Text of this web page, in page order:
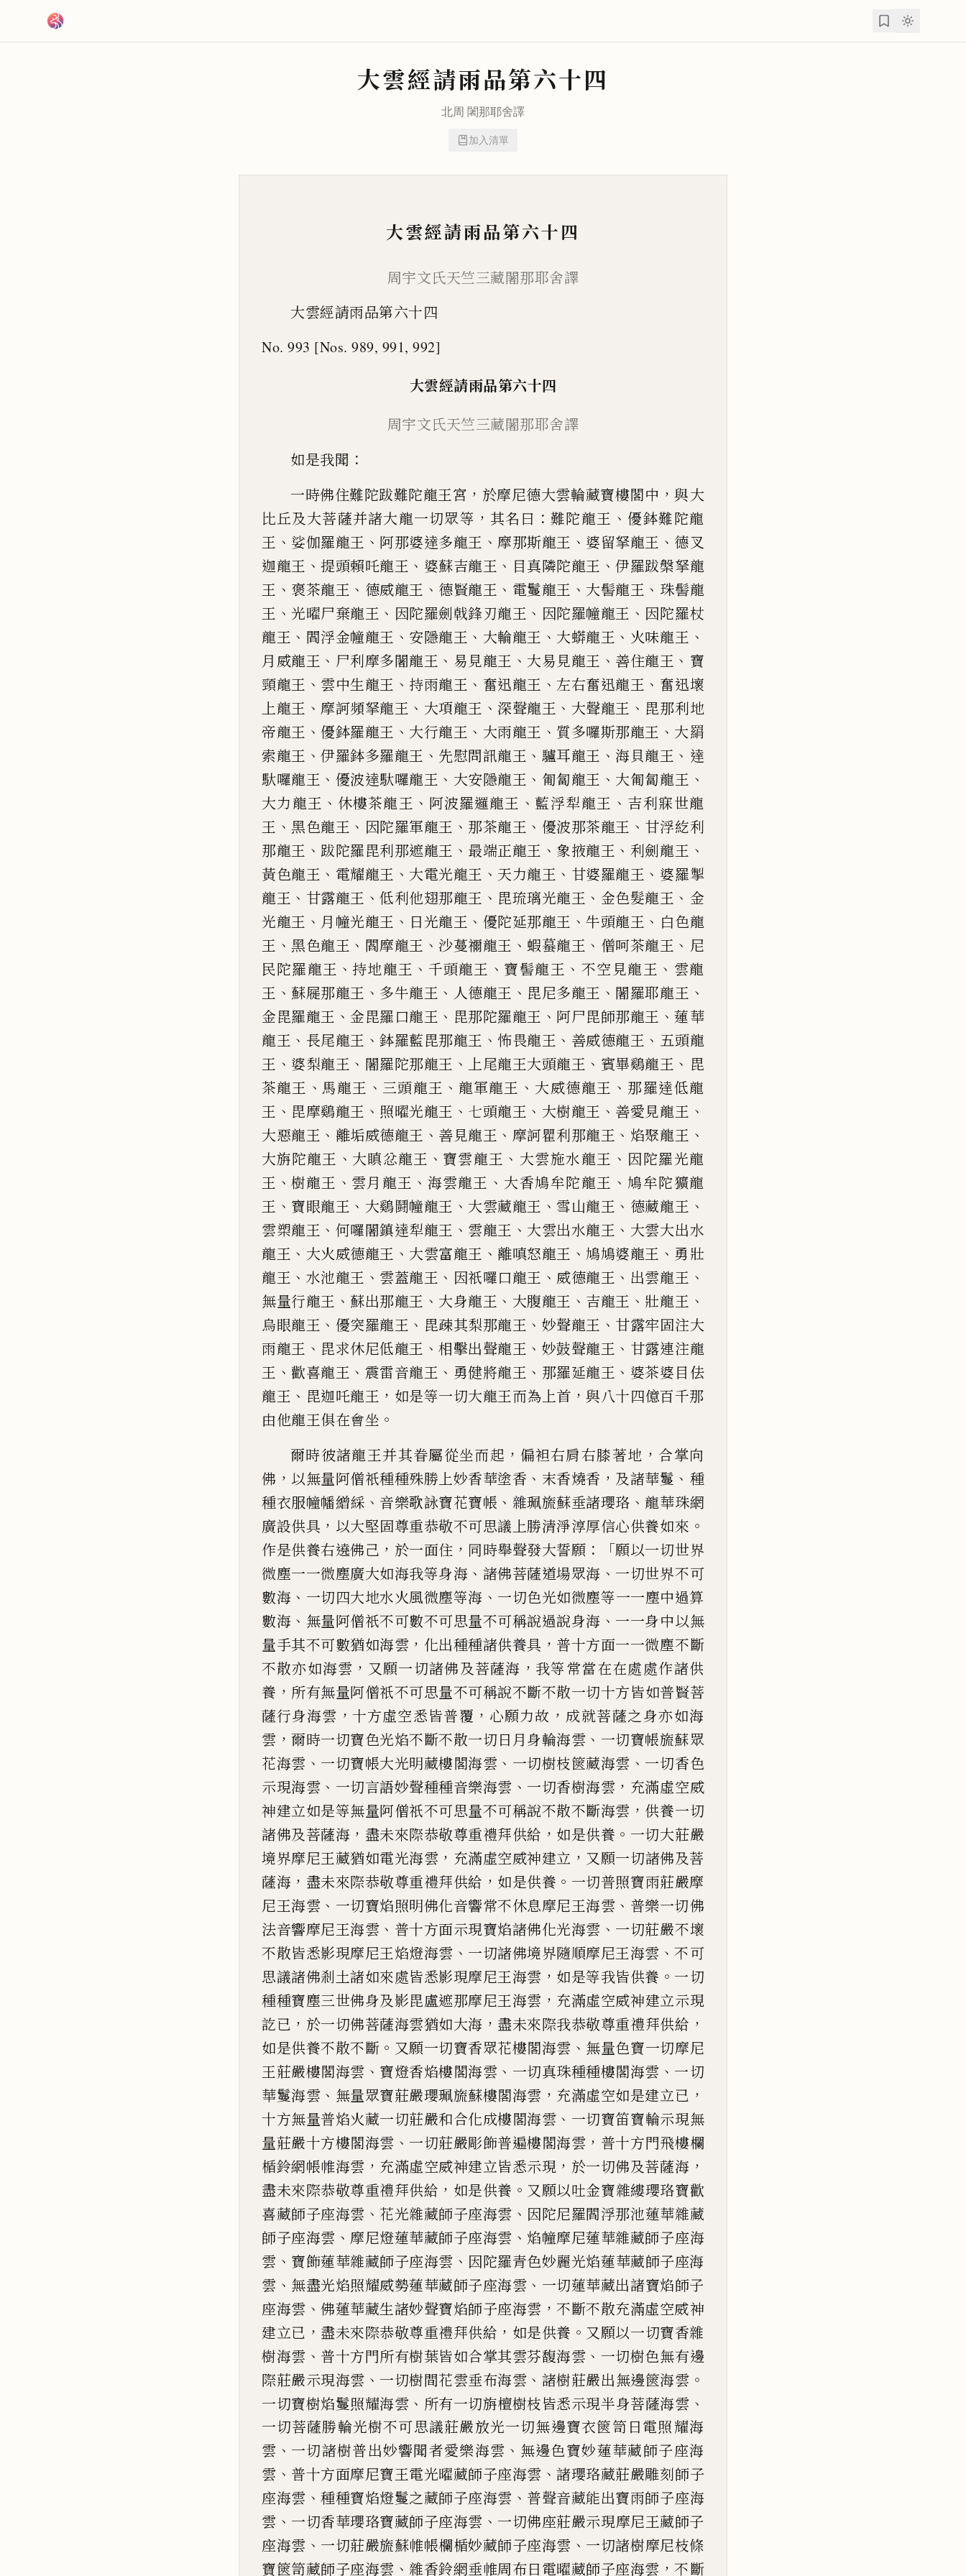
大雲經請雨品第六十四
北周 闍那耶舍譯
加入清單
大雲經請雨品第六十四
周宇文氏天竺三藏闍那耶舍譯
大雲經請雨品第六十四
No. 993 [Nos. 989, 991, 992]
大雲經請雨品第六十四
周宇文氏天竺三藏闍那耶舍譯
如是我聞 ：
一時佛住難陀跋難陀龍王宮 ， 於摩尼德大雲輪藏寶樓閣中 ， 與大
比丘及大菩薩并諸大龍一切眾等 ， 其名曰 ： 難陀龍王 、 優鉢難陀龍
王 、 娑伽羅龍王 、 阿那婆達多龍王 、 摩那斯龍王 、 婆留拏龍王 、 德叉
迦龍王 、 提頭賴吒龍王 、 婆蘇吉龍王 、 目真隣陀龍王 、 伊羅跋槃拏龍
王 、 褒茶龍王 、 德威龍王 、 德賢龍王 、 電鬘龍王 、 大髻龍王 、 珠髻龍
王 、 光曜尸棄龍王 、 因陀羅劍戟鋒刃龍王 、 因陀羅幢龍王 、 因陀羅杖
龍王 、 閻浮金幢龍王 、 安隱龍王 、 大輪龍王 、 大蟒龍王 、 火味龍王 、
月威龍王 、 尸利摩多闍龍王 、 易見龍王 、 大易見龍王 、 善住龍王 、 寶
頸龍王 、 雲中生龍王 、 持雨龍王 、 奮迅龍王 、 左右奮迅龍王 、 奮迅壞
上龍王 、 摩訶頻拏龍王 、 大項龍王 、 深聲龍王 、 大聲龍王 、 毘那利地
帝龍王 、 優鉢羅龍王 、 大行龍王 、 大雨龍王 、 質多囉斯那龍王 、 大羂
索龍王 、 伊羅鉢多羅龍王 、 先慰問訊龍王 、 驢耳龍王 、 海貝龍王 、 達
馱囉龍王 、 優波達馱囉龍王 、 大安隱龍王 、 匍匐龍王 、 大匍匐龍王 、
大力龍王 、 休樓茶龍王 、 阿波羅邏龍王 、 藍浮犁龍王 、 吉利寐世龍
王 、 黑色龍王 、 因陀羅軍龍王 、 那茶龍王 、 優波那茶龍王 、 甘浮紇利
那龍王 、 跋陀羅毘利那遮龍王 、 最端正龍王 、 象掖龍王 、 利劍龍王 、
黃色龍王 、 電耀龍王 、 大電光龍王 、 天力龍王 、 甘婆羅龍王 、 婆羅掣
龍王 、 甘露龍王 、 低利他翅那龍王 、 毘琉璃光龍王 、 金色髮龍王 、 金
光龍王 、 月幢光龍王 、 日光龍王 、 優陀延那龍王 、 牛頭龍王 、 白色龍
王 、 黑色龍王 、 閻摩龍王 、 沙蔓禰龍王 、 蝦蟇龍王 、 僧呵茶龍王 、 尼
民陀羅龍王 、 持地龍王 、 千頭龍王 、 寶髻龍王 、 不空 見龍王 、 雲龍
王 、 蘇屣那龍王 、 多牛龍王 、 人德龍王 、 毘尼多龍王 、 闍羅耶龍王 、
金毘羅龍王 、 金毘羅口龍王 、 毘那陀羅龍王 、 阿尸毘師那龍王 、 蓮華
龍王 、 長尾龍王 、 鉢羅藍毘那龍王 、 怖畏龍王 、 善威德龍王 、 五頭龍
王 、 婆梨龍王 、 闍羅陀那龍王 、 上尾龍王大頭龍王 、 賓畢鷄龍王 、 毘
茶龍王 、 馬龍王 、 三頭龍王 、 龍軍龍王 、 大威德龍王 、 那羅達低龍
王 、 毘摩鷄龍王 、 照曜光龍王 、 七頭龍王 、 大樹龍王 、 善愛見龍王 、
大惡龍王 、 離垢威德龍王 、 善見龍王 、 摩訶瞿利那龍王 、 焰聚龍王 、
大旃陀龍王 、 大瞋忿龍王 、 寶雲龍王 、 大雲施水龍王 、 因陀羅光龍
王 、 樹龍王 、 雲月龍王 、 海雲龍王 、 大香鳩牟陀龍王 、 鳩牟陀獷龍
王 、 寶眼龍王 、 大鷄鬪幢龍王 、 大雲藏龍王 、 雪山龍王 、 德藏龍王 、
雲槊龍王 、 何囉闍鎮達犁龍王 、 雲龍王 、 大雲出水龍王 、 大雲大出水
龍王 、 大火威德龍王 、 大雲富龍王 、 離嗔怒龍王 、 鳩鳩婆龍王 、 勇壯
龍王 、 水池龍王 、 雲蓋龍王 、 因祇囉口龍王 、 威德龍王 、 出雲龍王 、
無量行龍王 、 蘇出那龍王 、 大身龍王 、 大腹龍王 、 吉龍王 、 壯龍王 、
烏眼龍王 、 優突羅龍王 、 毘疎其梨那龍王 、 妙聲龍王 、 甘露牢固注大
雨龍王 、 毘求休尼低龍王 、 相擊出聲龍王 、 妙鼓聲龍王 、 甘露連注龍
王 、 歡喜龍王 、 震雷音龍王 、 勇健將龍王 、 那羅延龍王 、 婆茶婆目佉
龍王 、 毘迦吒龍王 ， 如是等一切大龍王而為上首 ， 與八十四億百千那
由他龍王俱在會坐 。
爾時彼諸龍王并其眷屬從坐而起 ， 偏袒右肩右膝著地 ， 合掌向
佛 ， 以無量阿僧祇種種殊勝上妙香華塗香 、 末香燒香 ， 及諸華鬘 、 種
種衣服幢幡繒綵 、 音樂歌詠寶花寶帳 、 雜珮旒蘇垂諸瓔珞 、 龍華珠網
廣設供具 ， 以大堅固尊重恭敬不可思議上勝清淨淳厚信心供養如來 。
作是供養右遶佛己 ， 於一面住 ， 同時舉聲發大誓願 ：「願以一切世界
微塵一一微塵廣大如海我等身海 、 諸佛菩薩道場眾海 、 一切世界不可
數海 、 一切四大地水火風微塵等海 、 一切色光如微塵等一一塵中過算
數海 、 無量阿僧祇不可數不可思量不可稱說過說身海 、 一一身中以無
量手其不可數猶如海雲 ， 化出種種諸供養具 ， 普十方面一一微塵不斷
不散亦如海雲 ， 又願一切諸佛及菩薩海 ， 我等常當在在處處作諸供
養 ， 所有無量阿僧祇不可思量不可稱說不斷不散一切十方皆如普賢菩
薩行身海雲 ， 十方虛空悉皆普覆 ， 心願力故 ， 成就菩薩之身亦如海
雲 ， 爾時一切寶色光焰不斷不散一切日月身輪海雲 、 一切寶帳旒蘇眾
花海雲 、 一切寶帳大光明藏樓閣海雲 、 一切樹枝篋藏海雲 、 一切香色
示現海雲 、 一切言語妙聲種種音樂海雲 、 一切香樹海雲 ， 充滿虛空威
神建立如是等無量阿僧祇不可思量不可稱說不散不斷海雲 ， 供養一切
諸佛及菩薩海 ， 盡未來際恭敬尊重禮拜供給 ， 如是供養 。 一切大莊嚴
境界摩尼王藏猶如電光海雲 ， 充滿虛空威神建立 ， 又願一切諸佛及菩
薩海 ， 盡未來際恭敬尊重禮拜供給 ， 如是供養 。 一切普照寶雨莊嚴摩
尼王海雲 、 一切寶焰照明佛化音響常不休息摩尼王海雲 、 普樂一切佛
法音響摩尼王海雲 、 普十方面示現寶焰諸佛化光海雲 、 一切莊嚴不壞
不散皆悉影現摩尼王焰燈海雲 、 一切諸佛境界隨順摩尼王海雲 、 不可
思議諸佛剎土諸如來處皆悉影現摩尼王海雲 ， 如是等我皆供養 。 一切
種種寶塵三世佛身及影毘盧遮那摩尼王海雲 ， 充滿虛空威神建立示現
訖已 ， 於一切佛菩薩海雲猶如大海 ， 盡未來際我恭敬尊重禮拜供給 ，
如是供養不散不斷 。 又願一切寶香眾花樓閣海雲 、 無量色寶一切摩尼
王莊嚴樓閣海雲 、 寶燈香焰樓閣海雲 、 一切真珠種種樓閣海雲 、 一切
華鬘海雲 、 無量眾寶莊嚴瓔珮旒蘇樓閣海雲 ， 充滿虛空如是建立已 ，
十方無量普焰火藏一切莊嚴和合化成樓閣海雲 、 一切寶笛寶輪示現無
量莊嚴十方樓閣海雲 、 一切莊嚴彫飾普遍樓閣海雲 ， 普十方門飛樓欄
楯鈴網帳帷海雲 ， 充滿虛空威神建立皆悉示現 ， 於一切佛及菩薩海 ，
盡未來際恭敬尊重禮拜供給 ， 如是供養 。 又願以吐金寶雜縷瓔珞寶歡
喜藏師子座海雲 、 花光雜藏師子座海雲 、 因陀尼羅閻浮那池蓮華雜藏
師子座海雲 、 摩尼燈蓮華藏師子座海雲 、 焰幢摩尼蓮華雜藏師子座海
雲 、 寶飾蓮華雜藏師子座海雲 、 因陀羅青色妙麗光焰蓮華藏師子座海
雲 、 無盡光焰照耀威勢蓮華藏師子座海雲 、 一切蓮華藏出諸寶焰師子
座海雲 、 佛蓮華藏生諸妙聲寶焰師子座海雲 ， 不斷不散充滿虛空威神
建立已 ， 盡未來際恭敬尊重禮拜供給 ， 如是供養 。 又願以一切寶香雜
樹海雲 、 普十方門所有樹葉皆如合掌其雲芬馥海雲 、 一切樹色無有邊
際莊嚴示現海雲 、 一切樹間花雲垂布海雲 、 諸樹莊嚴出無邊篋海雲 。
一切寶樹焰鬘照耀海雲 、 所有一切旃檀樹枝皆悉示現半身菩薩海雲 、
一切菩薩勝輪光樹不可思議莊嚴放光一切無邊寶衣篋笥日電照耀海
雲 、 一切諸樹普出妙響聞者愛樂海雲 、 無邊色寶妙蓮華藏師子座海
雲 、 普十方面摩尼寶王電光曜藏師子座海雲 、 諸瓔珞藏莊嚴雕刻師子
座海雲 、 種種寶焰燈鬘之藏師子座海雲 、 普聲音藏能出寶雨師子座海
雲 、 一切香華瓔珞寶藏師子座海雲 、 一切佛座莊嚴示現摩尼王藏師子
座海雲 、 一切莊嚴旒蘇帷帳欄楯妙藏師子座海雲 、 一切諸樹摩尼枝條
寶篋笥藏師子座海雲 、 雜香鈴網垂帷周布日電曜藏師子座海雲 ， 不斷